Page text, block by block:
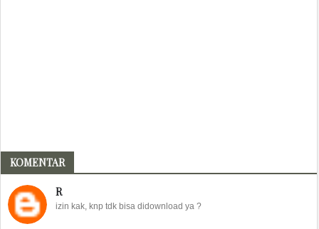
KOMENTAR
R
izin kak, knp tdk bisa didownload ya ?